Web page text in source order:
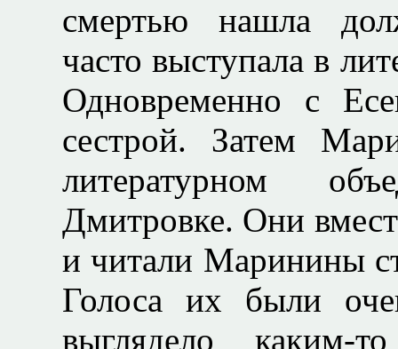
смертью нашла
часто выступала в
Одновременно с
сестрой. Затем
литературном
Дмитровке. Они
и читали Маринины
Голоса их были
выглядело каким-